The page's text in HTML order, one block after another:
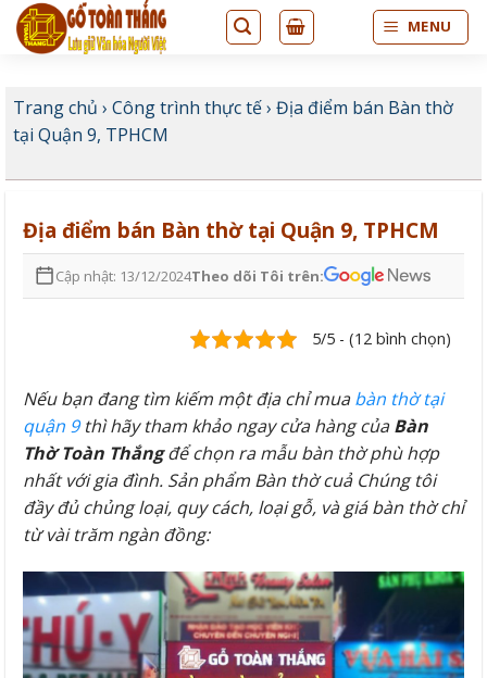
Bỏ
qua
MENU
Trang chủ › Công trình thực tế› Địa điểm bán Bàn thờ
tại Quận 9, TPHCM
Địa điểm bán Bàn thờ tại Quận 9, TPHCM
Cập nhật: 13/12/2024Theo dõi Tôi trên:
5/5 - (12 bình chọn)
Nếu bạn đang tìm kiếm một địa chỉ muabàn thờ tại
quận 9thì hãy tham khảo ngay cửa hàng củaBàn
Thờ Toàn Thắngđể chọn ra mẫu bàn thờ phù hợp
nhất với gia đình. Sản phẩm Bàn thờ cuả Chúng tôi
đầy đủ chủng loại, quy cách, loại gỗ, và giá bàn thờ chỉ
từ vài trăm ngàn đồng: